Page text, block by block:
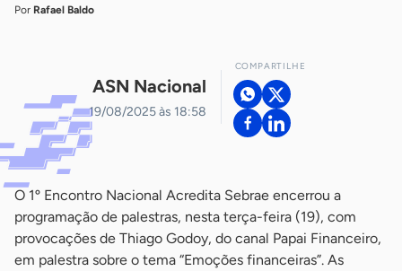
Por Rafael Baldo
ASN Nacional
19/08/2025 às 18:58
COMPARTILHE
O 1º Encontro Nacional Acredita Sebrae encerrou a
programação de palestras, nesta terça-feira (19), com
provocações de Thiago Godoy, do canal Papai Financeiro,
em palestra sobre o tema “Emoções financeiras”. As